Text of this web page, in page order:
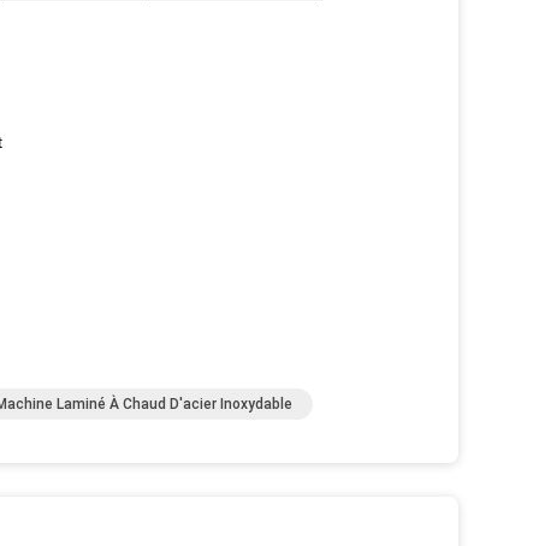
Laminé À Chaud D'acier Inoxydable